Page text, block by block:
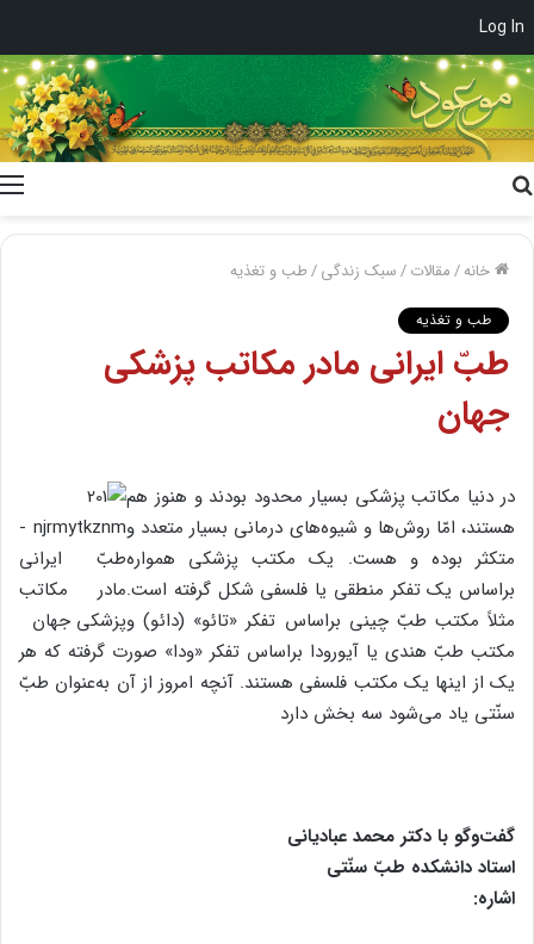
Log In
خانه/مقالات/سبک زندگی/طب و تغذیه
طب و تغذیه
طبّ ایرانی مادر مکاتب پزشکی
جهان
در دنیا مکاتب پزشکی بسیار محدود بودند و هنوز هم
هستند، امّا روش‌ها و شیوه‌های درمانی بسیار متعدد و
متکثر بوده و هست. یک مکتب پزشکی همواره
براساس یک تفکر منطقی یا فلسفی شکل گرفته است.
مثلاً مکتب طبّ چینی براساس تفکر «تائو» (دائو) و
مکتب طبّ هندی یا آیورودا براساس تفکر «ودا» صورت گرفته که هر
یک از اینها یک مکتب فلسفی هستند. آنچه امروز از آن به‌عنوان طبّ
سنّتی یاد می‌شود سه بخش دارد
گفت‌وگو با دکتر محمد عبادیانی
استاد دانشکده طبّ سنّتی
اشاره: